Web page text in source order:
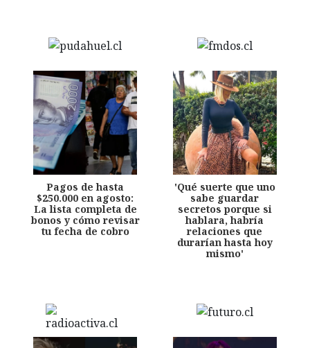
Pagos de hasta
$250.000 en agosto:
La lista completa de
bonos y cómo revisar
tu fecha de cobro
'Qué suerte que uno
sabe guardar
secretos porque si
hablara, habría
relaciones que
durarían hasta hoy
mismo'